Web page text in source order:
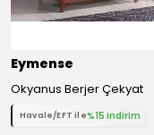
Eymense
Okyanus Berjer Çekyat
Havale/EFT ile%15 indirim